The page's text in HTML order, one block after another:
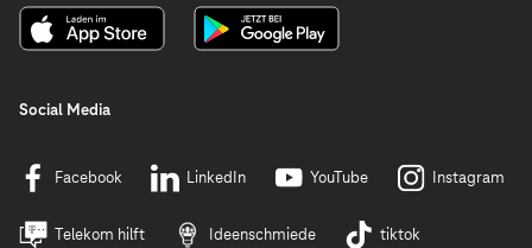
Social Media
Facebook LinkedIn YouTube Instagram
Telekom hilft Ideenschmiede tiktok